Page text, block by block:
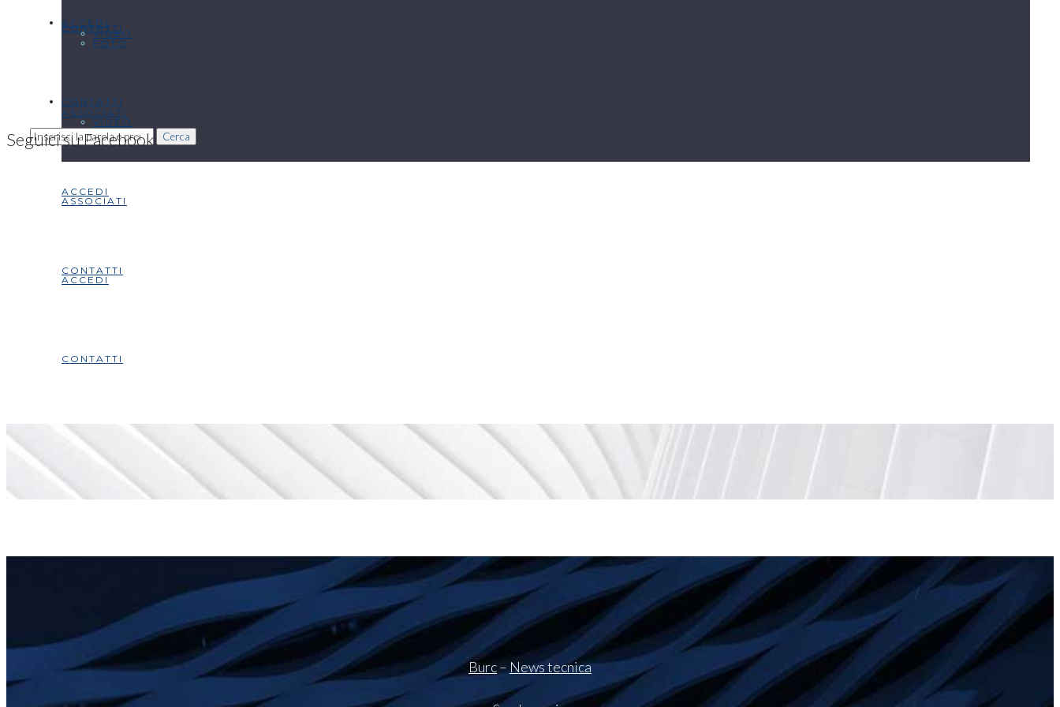
ACCEDI
CONTATTI
CONTATTI
Cerca
VIDEO
ASSOCIATI
ACCEDI
CONTATTI
FOTO
VIDEO
ASSOCIATI
ACCEDI
CONTATTI
Seguici su Facebook
Burc–News tecnica